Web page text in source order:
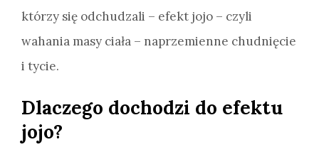
którzy się odchudzali – efekt jojo – czyli
wahania masy ciała – naprzemienne chudnięcie
i tycie.
Dlaczego dochodzi do efektu
jojo?